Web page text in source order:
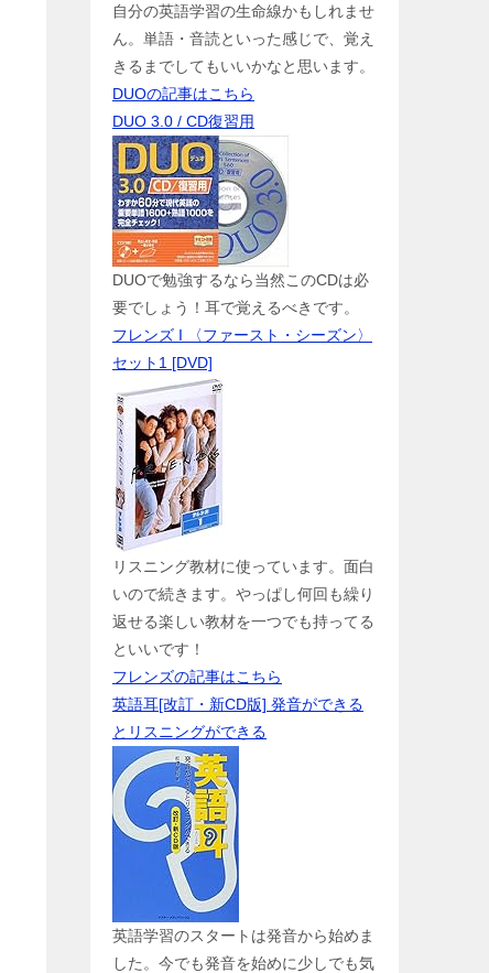
自分の英語学習の生命線かもしれませ
ん。単語・音読といった感じで、覚え
きるまでしてもいいかなと思います。
DUOの記事はこちら
DUO 3.0 / CD復習用
DUOで勉強するなら当然このCDは必
要でしょう！耳で覚えるべきです。
フレンズ I 〈ファースト・シーズン〉
セット1 [DVD]
リスニング教材に使っています。面白
いので続きます。やっぱし何回も繰り
返せる楽しい教材を一つでも持ってる
といいです！
フレンズの記事はこちら
英語耳[改訂・新CD版] 発音ができる
とリスニングができる
英語学習のスタートは発音から始めま
した。今でも発音を始めに少しでも気